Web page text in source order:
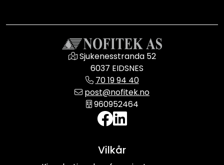
Sjukenesstranda 52
6037 EIDSNES
70 19 94 40
post@nofitek.no
960952464
Vilkår